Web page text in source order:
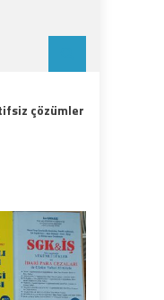
çözümler